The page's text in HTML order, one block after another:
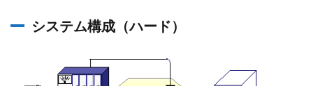
システム構成（ハード）